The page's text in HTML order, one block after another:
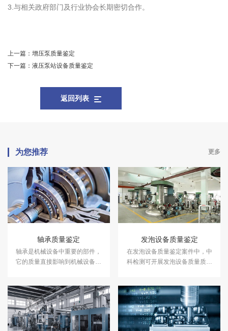
3.与相关政府部门及行业协会长期密切合作。
上一篇： 增压泵质量鉴定
下一篇： 液压泵站设备质量鉴定
返回列表
为您推荐 更多
轴承质量鉴定
轴承是机械设备中重要的部件，
它的质量直接影响到机械设备的
质量鉴定服务。
发泡设备质量鉴定
在发泡设备质量鉴定案件中，中
科检测可开展发泡设备质量质量